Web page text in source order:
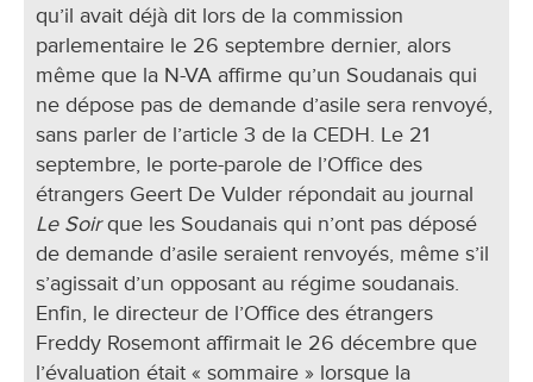
qu’il avait déjà dit lors de la commission
parlementaire le 26 septembre dernier, alors
même que la N-VA affirme qu’un Soudanais qui
ne dépose pas de demande d’asile sera renvoyé,
sans parler de l’article 3 de la CEDH. Le 21
septembre, le porte-parole de l’Office des
étrangers Geert De Vulder répondait au journal
Le Soirque les Soudanais qui n’ont pas déposé
de demande d’asile seraient renvoyés, même s’il
s’agissait d’un opposant au régime soudanais.
Enfin, le directeur de l’Office des étrangers
Freddy Rosemont affirmait le 26 décembre que
l’évaluation était « sommaire » lorsque la